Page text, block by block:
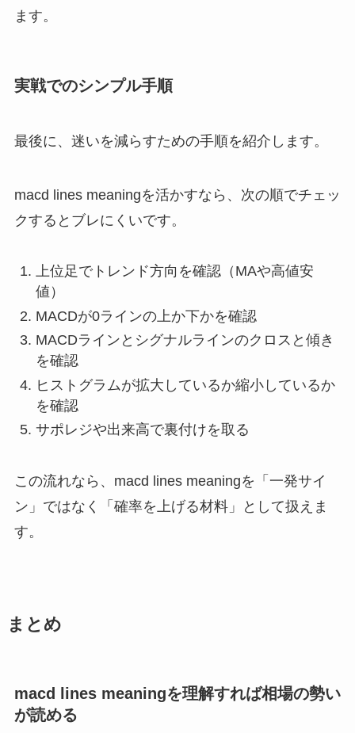
ます。
実戦でのシンプル手順
最後に、迷いを減らすための手順を紹介します。
macd lines meaningを活かすなら、次の順でチェッ
クするとブレにくいです。
上位足でトレンド方向を確認（MAや高値安
値）
MACDが0ラインの上か下かを確認
MACDラインとシグナルラインのクロスと傾き
を確認
ヒストグラムが拡大しているか縮小しているか
を確認
サポレジや出来高で裏付けを取る
この流れなら、macd lines meaningを「一発サイ
ン」ではなく「確率を上げる材料」として扱えま
す。
まとめ
macd lines meaningを理解すれば相場の勢い
が読める